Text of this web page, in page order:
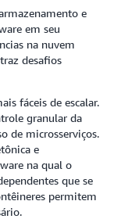
e
em seu
na nuvem
desafios
fáceis de escalar.
granular da
de microsserviços.
e
na qual o
que se
permitem